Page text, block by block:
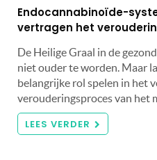
Endocannabinoïde-
vertragen het
De Heilige Graal in de
niet ouder te worden. Maar
belangrijke rol spelen in het
verouderingsproces van het
LEES VERDER